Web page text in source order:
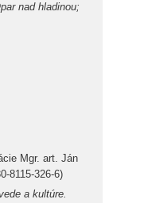
nad hladinou;
Mgr. art. Ján
8115-326-6)
a kultúre.